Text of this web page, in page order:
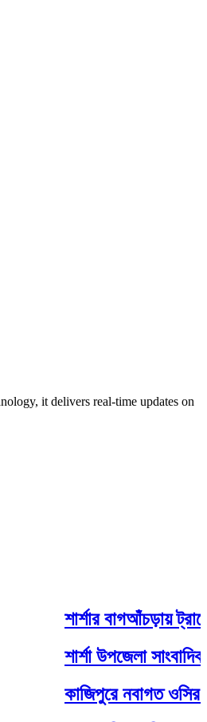
it delivers real-time updates on
শার্শার বাগআঁচড়ায়
শার্শা উপজেলা
কাজিপুরে নবাগত ওসির